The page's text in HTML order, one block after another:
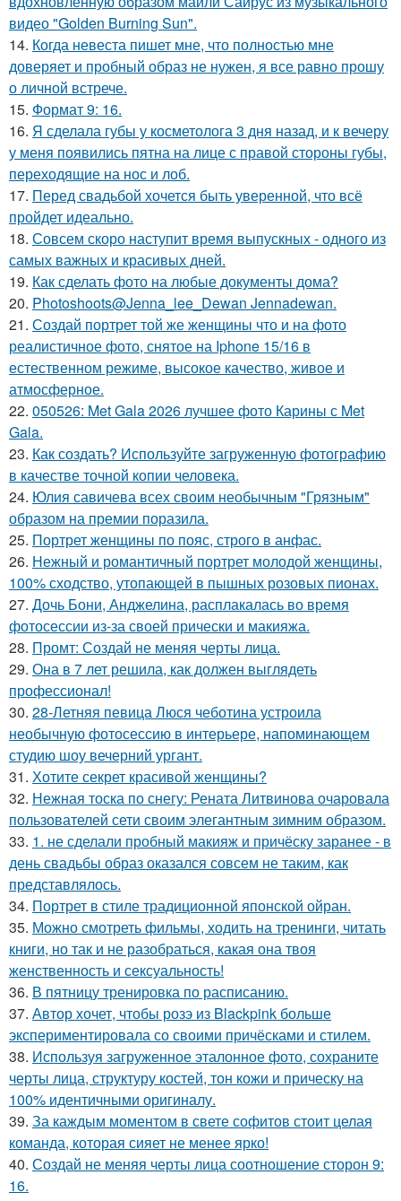
видео "Golden Burning Sun".
14. Когда невеста пишет мне, что полностью мне
доверяет и пробный образ не нужен, я все равно прошу
о личной встрече.
15. Формат 9: 16.
16. Я сделала губы у косметолога 3 дня назад, и к вечеру
у меня появились пятна на лице с правой стороны губы,
переходящие на нос и лоб.
17. Перед свадьбой хочется быть уверенной, что всё
пройдет идеально.
18. Совсем скоро наступит время выпускных - одного из
самых важных и красивых дней.
19. Как сделать фото на любые документы дома?
20. Photoshoots@Jenna_lee_Dewan Jennadewan.
21. Создай портрет той же женщины что и на фото
реалистичное фото, снятое на Iphone 15/16 в
естественном режиме, высокое качество, живое и
атмосферное.
22. 050526: Met Gala 2026 лучшее фото Карины с Met
Gala.
23. Как создать? Используйте загруженную фотографию
в качестве точной копии человека.
24. Юлия савичева всех своим необычным "Грязным"
образом на премии поразила.
25. Портрет женщины по пояс, строго в анфас.
26. Нежный и романтичный портрет молодой женщины,
100% сходство, утопающей в пышных розовых пионах.
27. Дочь Бони, Анджелина, расплакалась во время
фотосессии из-за своей прически и макияжа.
28. Промт: Создай не меняя черты лица.
29. Она в 7 лет решила, как должен выглядеть
профессионал!
30. 28-Летняя певица Люся чеботина устроила
необычную фотосессию в интерьере, напоминающем
студию шоу вечерний ургант.
31. Хотите секрет красивой женщины?
32. Нежная тоска по снегу: Рената Литвинова очаровала
пользователей сети своим элегантным зимним образом.
33. 1. не сделали пробный макияж и причёску заранее - в
день свадьбы образ оказался совсем не таким, как
представлялось.
34. Портрет в стиле традиционной японской ойран.
35. Можно смотреть фильмы, ходить на тренинги, читать
книги, но так и не разобраться, какая она твоя
женственность и сексуальность!
36. В пятницу тренировка по расписанию.
37. Автор хочет, чтобы розэ из Blackpink больше
экспериментировала со своими причёсками и стилем.
38. Используя загруженное эталонное фото, сохраните
черты лица, структуру костей, тон кожи и прическу на
100% идентичными оригиналу.
39. За каждым моментом в свете софитов стоит целая
команда, которая сияет не менее ярко!
40. Создай не меняя черты лица соотношение сторон 9:
16.